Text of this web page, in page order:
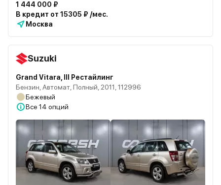
1 444 000 ₽
В кредит от 15305 ₽ /мес.
Москва
Suzuki
Grand Vitara, III Рестайлинг
Бензин, Автомат, Полный, 2011, 112996
Бежевый
Все 14 опций